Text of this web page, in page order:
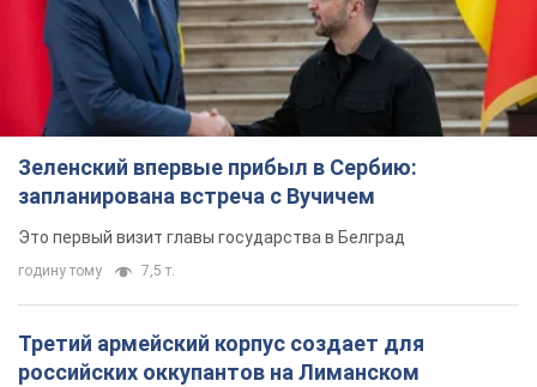
Зеленский впервые прибыл в Сербию:
запланирована встреча с Вучичем
Это первый визит главы государства в Белград
годину тому 7,5 т.
Третий армейский корпус создает для
российских оккупантов на Лиманском